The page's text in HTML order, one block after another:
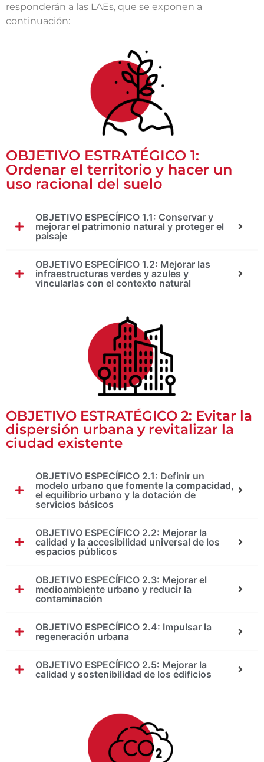
responderán a las LAEs, que se exponen a
continuación:
OBJETIVO ESTRATÉGICO 1:
Ordenar el territorio y hacer un
uso racional del suelo
OBJETIVO ESPECÍFICO 1.1: Conservar y
mejorar el patrimonio natural y proteger el
paisaje
OBJETIVO ESPECÍFICO 1.2: Mejorar las
infraestructuras verdes y azules y
vincularlas con el contexto natural ​
OBJETIVO ESTRATÉGICO 2: Evitar la
dispersión urbana y revitalizar la
ciudad existente
OBJETIVO ESPECÍFICO 2.1: Definir un
modelo urbano que fomente la compacidad,
el equilibrio urbano y la dotación de
servicios básicos
OBJETIVO ESPECÍFICO 2.2: Mejorar la
calidad y la accesibilidad universal de los
espacios públicos
OBJETIVO ESPECÍFICO 2.3: Mejorar el
medioambiente urbano y reducir la
contaminación
OBJETIVO ESPECÍFICO 2.4: Impulsar la
regeneración urbana
OBJETIVO ESPECÍFICO 2.5: Mejorar la
calidad y sostenibilidad de los edificios